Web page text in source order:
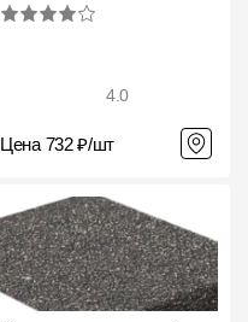
4.0
Цена 732 ₽/шт